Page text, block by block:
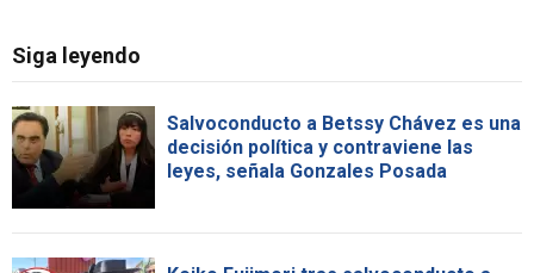
Siga leyendo
Salvoconducto a Betssy Chávez es una
decisión política y contraviene las
leyes, señala Gonzales Posada